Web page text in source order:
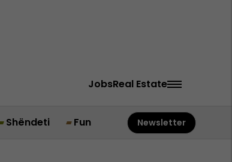
JobsReal Estate
Shëndeti Fun Newsletter